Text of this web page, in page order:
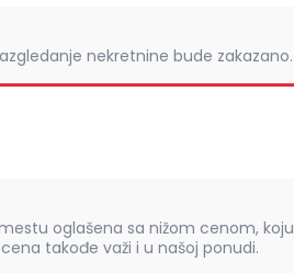
nekretnine bude zakazano.
oglašena sa nižom cenom, koju
takođe važi i u našoj ponudi.